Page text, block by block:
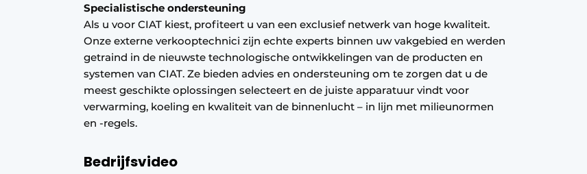
Specialistische ondersteuning
Als u voor CIAT kiest, profiteert u van een exclusief netwerk van hoge kwaliteit.
Onze externe verkooptechnici zijn echte experts binnen uw vakgebied en werden
getraind in de nieuwste technologische ontwikkelingen van de producten en
systemen van CIAT. Ze bieden advies en ondersteuning om te zorgen dat u de
meest geschikte oplossingen selecteert en de juiste apparatuur vindt voor
verwarming, koeling en kwaliteit van de binnenlucht – in lijn met milieunormen
en -regels.
Bedrijfsvideo